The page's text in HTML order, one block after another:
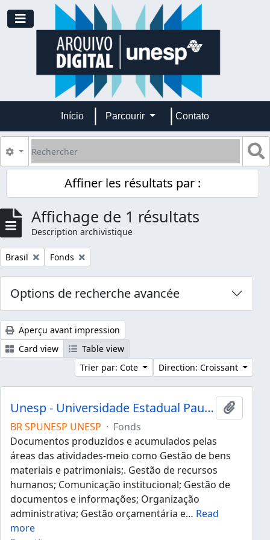
Skip to main content
Toggle navigation
Início Parcourir Contato
Rechercher
Search options
Affiner les résultats par :
Affichage de 1 résultats
Description archivistique
Remove filter:
Brasil Remove filter:
Fonds
Options de recherche avancée
Aperçu avant impression
Card view
Table view
Trier par: Cote
Direction: Croissant
Unesp - Universidade Estadual Paulista "Júlio de Mesquita Filho"
Ajouter
BR SPUNESP UNESP · Fonds
Documentos produzidos e acumulados pelas
áreas das atividades-meio como Gestão de bens
materiais e patrimoniais;. Gestão de recursos
humanos; Comunicação institucional; Gestão de
documentos e informações; Organização
administrativa; Gestão orçamentária e… Read
more